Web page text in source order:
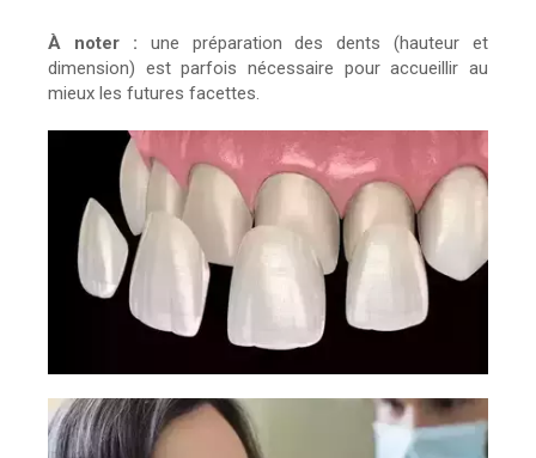
À noter : une préparation des dents (hauteur et
dimension) est parfois nécessaire pour accueillir au
mieux les futures facettes.